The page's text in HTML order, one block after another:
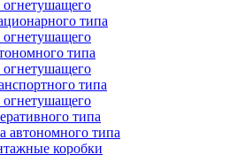
огнетушащего
типа
огнетушащего
типа
огнетушащего
типа
огнетушащего
типа
автономного типа
коробки